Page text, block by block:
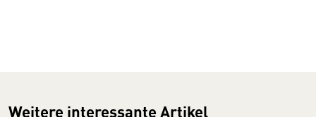
Weitere interessante Artikel